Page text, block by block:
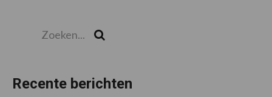
Recente berichten